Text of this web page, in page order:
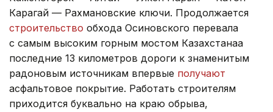
Карагай — Рахмановские ключи. Продолжается
строительство обхода Осиновского перевала
с самым высоким горным мостом Казахстанаа
последние 13 километров дороги к знаменитым
радоновым источникам впервые получают
асфальтовое покрытие. Работать строителям
приходится буквально на краю обрыва,